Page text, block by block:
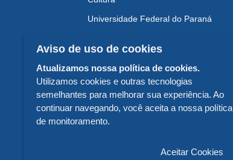
Universidade Federal do Paraná
Aviso de uso de cookies
Atualizamos nossa política de cookies.
Utilizamos cookies e outras tecnologias
semelhantes para melhorar sua experiência. Ao
continuar navegando, você aceita a nossa política
de monitoramento.
Aceitar Cookies